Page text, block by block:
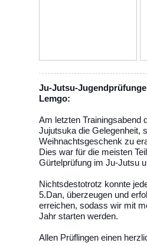
Ju-Jutsu-
Lemgo:
Am letzten Trainingsabend
Jujutsuka die Gelegenheit,
Weihnachtsgeschenk zu
Dies war für die meisten
Gürtelprüfung im Ju-Jutsu
Nichtsdestotrotz konnte
5.Dan, überzeugen und
erreichen, sodass wir mit
Jahr starten werden.
Allen Prüflingen einen